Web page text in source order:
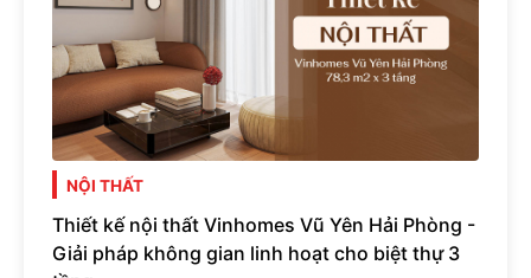
NỘI THẤT
Thiết kế nội thất Vinhomes Vũ Yên Hải Phòng -
Giải pháp không gian linh hoạt cho biệt thự 3